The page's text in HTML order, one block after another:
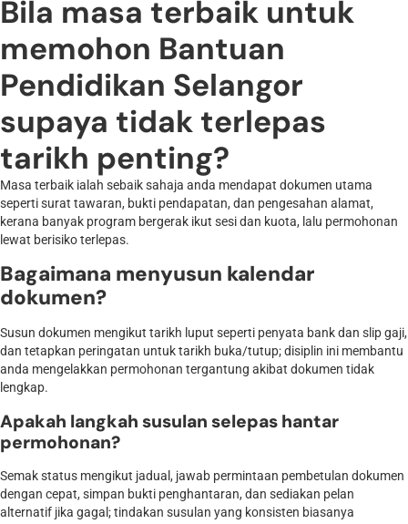
Bila masa terbaik untuk
memohon Bantuan
Pendidikan Selangor
supaya tidak terlepas
tarikh penting?
Masa terbaik ialah sebaik sahaja anda mendapat dokumen utama
seperti surat tawaran, bukti pendapatan, dan pengesahan alamat,
kerana banyak program bergerak ikut sesi dan kuota, lalu permohonan
lewat berisiko terlepas.
Bagaimana menyusun kalendar
dokumen?
Susun dokumen mengikut tarikh luput seperti penyata bank dan slip gaji,
dan tetapkan peringatan untuk tarikh buka/tutup; disiplin ini membantu
anda mengelakkan permohonan tergantung akibat dokumen tidak
lengkap.
Apakah langkah susulan selepas hantar
permohonan?
Semak status mengikut jadual, jawab permintaan pembetulan dokumen
dengan cepat, simpan bukti penghantaran, dan sediakan pelan
alternatif jika gagal; tindakan susulan yang konsisten biasanya